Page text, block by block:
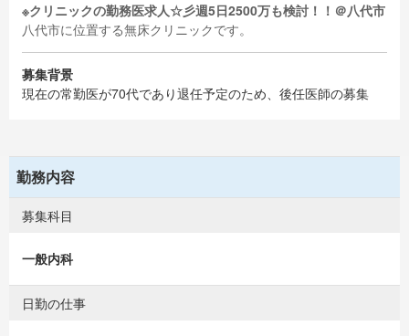
※クリニックの勤務医求人☆彡週5日2500万も検討！！＠八代市
八代市に位置する無床クリニックです。
募集背景
現在の常勤医が70代であり退任予定のため、後任医師の募集
勤務内容
募集科目
一般内科
日勤の仕事